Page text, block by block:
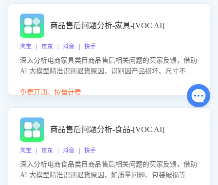
商品售后问题分析-家具-[VOC AI]
淘宝 | 京东 | 抖音 | 快手
深入分析电商家具类目商品售后相关问题的买家反馈，借助
AI 大模型精准识别退货原因，识别因产品损坏、尺寸不符
力商家优化产品或服务，实现销售额的显著提升。
免费开通，按量计费
商品售后问题分析-食品-[VOC AI]
淘宝 | 京东 | 抖音 | 快手
深入分析电商食品类目商品售后相关问题的买家反馈，借助
AI 大模型精准识别退货原因，如质量问题、包装破损等，